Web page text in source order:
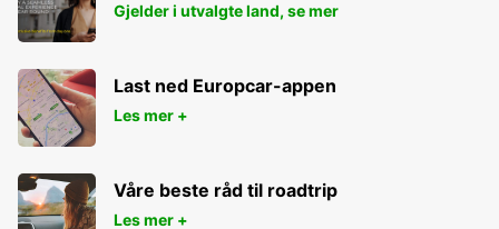
Gjelder i utvalgte land, se mer
Last ned Europcar-appen
Les mer +
Våre beste råd til roadtrip
Les mer +